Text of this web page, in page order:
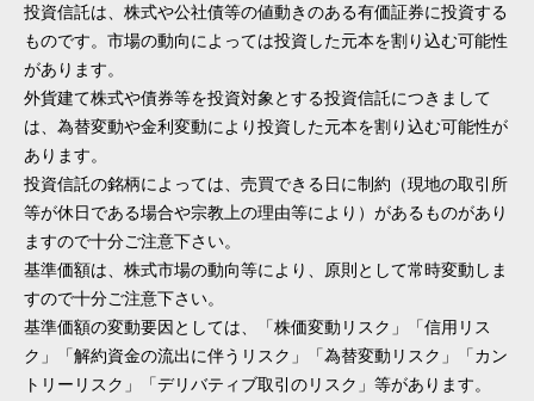
投資信託は、株式や公社債等の値動きのある有価証券に投資する
ものです。市場の動向によっては投資した元本を割り込む可能性
があります。
外貨建て株式や債券等を投資対象とする投資信託につきまして
は、為替変動や金利変動により投資した元本を割り込む可能性が
あります。
投資信託の銘柄によっては、売買できる日に制約（現地の取引所
等が休日である場合や宗教上の理由等により）があるものがあり
ますので十分ご注意下さい。
基準価額は、株式市場の動向等により、原則として常時変動しま
すので十分ご注意下さい。
基準価額の変動要因としては、「株価変動リスク」「信用リス
ク」「解約資金の流出に伴うリスク」「為替変動リスク」「カン
トリーリスク」「デリバティブ取引のリスク」等があります。